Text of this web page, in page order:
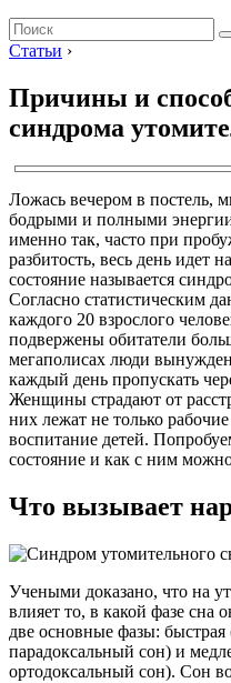
Статьи ›
Причины и
синдрома
Ложась вечером в постель,
бодрыми и полными
именно так, часто при
разбитость, весь день идет
состояние называется
Согласно статистическим
каждого 20 взрослого
подвержены обитатели
мегаполисах люди
каждый день пропускать
Женщины страдают от
них лежат не только
воспитание детей.
состояние и как с ним
Что вызывает
Учеными доказано, что на
влияет то, в какой фазе сна
две основные фазы:
парадоксальный сон) и
ортодоксальный сон). Сон